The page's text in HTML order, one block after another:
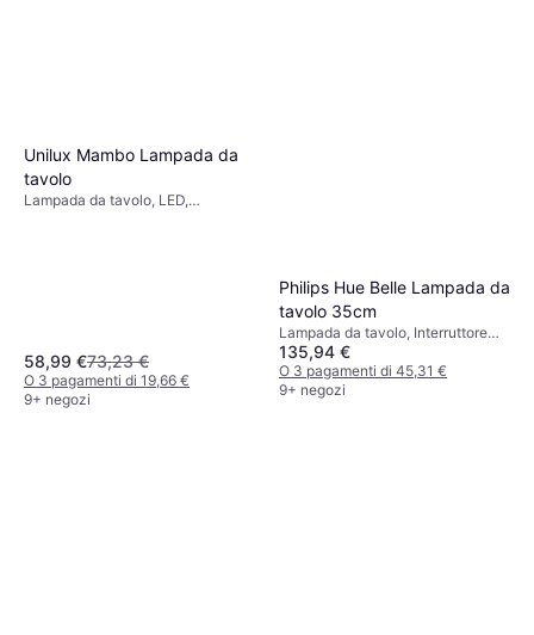
Unilux Mambo Lampada da
tavolo
Lampada da tavolo, LED,
58,99 €73,23 €
O 3 pagamenti di 19,66 €
9+ negozi
Philips Hue Belle Lampada da
tavolo 35cm
Lampada da tavolo, Interruttore
incorporato, LED, Nero, Metallo,
Classe IP: IP54, IP20
135,94 €
O 3 pagamenti di 45,31 €
9+ negozi